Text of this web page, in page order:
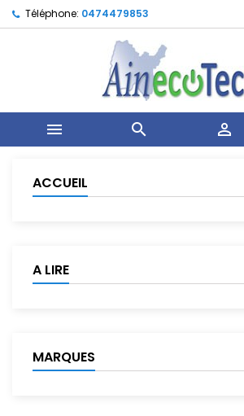
Téléphone: 0474479853
  
ACCUEIL
A LIRE
MARQUES